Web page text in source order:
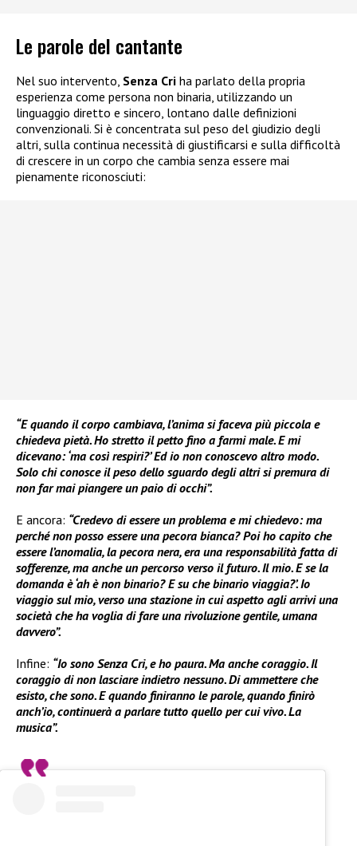
Le parole del cantante
Nel suo intervento, Senza Cri ha parlato della propria
esperienza come persona non binaria, utilizzando un
linguaggio diretto e sincero, lontano dalle definizioni
convenzionali. Si è concentrata sul peso del giudizio degli
altri, sulla continua necessità di giustificarsi e sulla difficoltà
di crescere in un corpo che cambia senza essere mai
pienamente riconosciuti:
“E quando il corpo cambiava, l’anima si faceva più piccola e
chiedeva pietà. Ho stretto il petto fino a farmi male. E mi
dicevano: ‘ma così respiri?’ Ed io non conoscevo altro modo.
Solo chi conosce il peso dello sguardo degli altri si premura di
non far mai piangere un paio di occhi”.
E ancora: “Credevo di essere un problema e mi chiedevo: ma
perché non posso essere una pecora bianca? Poi ho capito che
essere l’anomalia, la pecora nera, era una responsabilità fatta di
sofferenze, ma anche un percorso verso il futuro. Il mio. E se la
domanda è ‘ah è non binario? E su che binario viaggia?’. Io
viaggio sul mio, verso una stazione in cui aspetto agli arrivi una
società che ha voglia di fare una rivoluzione gentile, umana
davvero”.
Infine: “Io sono Senza Cri, e ho paura. Ma anche coraggio. Il
coraggio di non lasciare indietro nessuno. Di ammettere che
esisto, che sono. E quando finiranno le parole, quando finirò
anch’io, continuerà a parlare tutto quello per cui vivo. La
musica”.